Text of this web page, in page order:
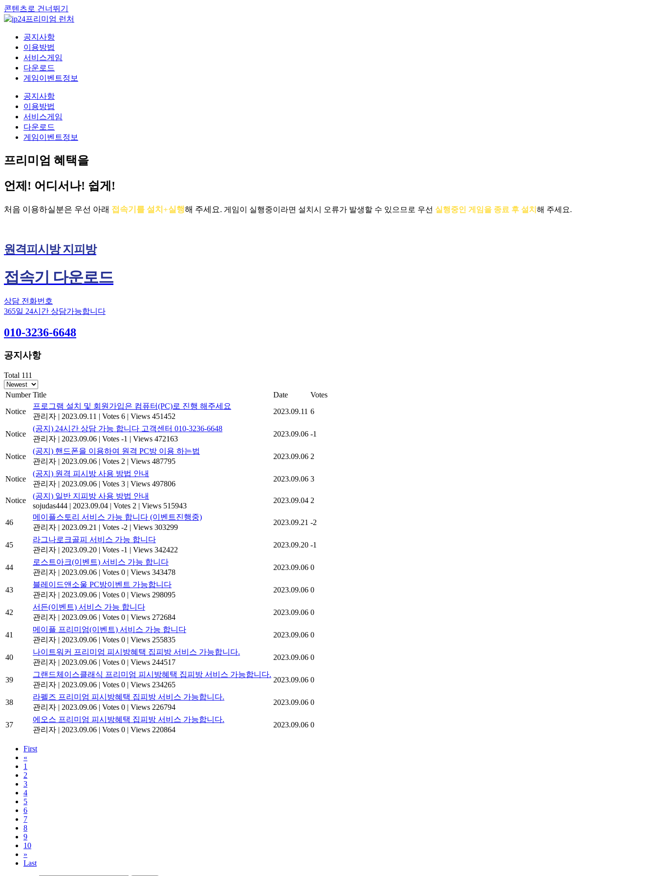
콘텐츠로 건너뛰기
공지사항
이용방법
서비스게임
다운로드
게임이벤트정보
공지사항
이용방법
서비스게임
다운로드
게임이벤트정보
프리미엄 혜택을
언제! 어디서나! 쉽게!
처음 이용하실분은 우선 아래 접속기를 설치+실행해 주세요. 게임이 실행중이라면 설치시 오류가 발생할 수 있으므로 우선 실행중인 게임을 종료 후 설치 해 주세요.
원격피시방 지피방
접속기 다운로드
상담 전화번호
365일 24시간 상담가능합니다
010-3236-6648
공지사항
Total 111
Number Title Date
Votes
Notice
프로그램 설치 및 회원가입은 컴퓨터(PC)로 진행 해주세요
관리자 | 2023.09.11 | Votes 6 | Views 451452
2023.09.11 6
Notice
(공지) 24시간 상담 가능 합니다 고객센터 010-3236-6648
관리자 | 2023.09.06 | Votes -1 | Views 472163
2023.09.06 -1
Notice
(공지) 핸드폰을 이용하여 원격 PC방 이용 하는법
관리자 | 2023.09.06 | Votes 2 | Views 487795
2023.09.06 2
Notice
(공지) 원격 피시방 사용 방법 안내
관리자 | 2023.09.06 | Votes 3 | Views 497806
2023.09.06 3
Notice
(공지) 일반 지피방 사용 방법 안내
sojudas444 | 2023.09.04 | Votes 2 | Views 515943
2023.09.04 2
46
메이플스토리 서비스 가능 합니다 (이벤트진행중)
관리자 | 2023.09.21 | Votes -2 | Views 303299
2023.09.21 -2
45
라그나로크골피 서비스 가능 합니다
관리자 | 2023.09.20 | Votes -1 | Views 342422
2023.09.20 -1
44
로스트아크(이벤트) 서비스 가능 합니다
관리자 | 2023.09.06 | Votes 0 | Views 343478
2023.09.06 0
43
블레이드앤소울 PC방이벤트 가능합니다
관리자 | 2023.09.06 | Votes 0 | Views 298095
2023.09.06 0
42
서든(이벤트) 서비스 가능 합니다
관리자 | 2023.09.06 | Votes 0 | Views 272684
2023.09.06 0
41
메이플 프리미엄(이벤트) 서비스 가능 합니다
관리자 | 2023.09.06 | Votes 0 | Views 255835
2023.09.06 0
40
나이트워커 프리미엄 피시방혜택 집피방 서비스 가능합니다.
관리자 | 2023.09.06 | Votes 0 | Views 244517
2023.09.06 0
39
그랜드체이스클래식 프리미엄 피시방혜택 집피방 서비스 가능합니다.
관리자 | 2023.09.06 | Votes 0 | Views 234265
2023.09.06 0
38
라펠즈 프리미엄 피시방혜택 집피방 서비스 가능합니다.
관리자 | 2023.09.06 | Votes 0 | Views 226794
2023.09.06 0
37
에오스 프리미엄 피시방혜택 집피방 서비스 가능합니다.
관리자 | 2023.09.06 | Votes 0 | Views 220864
2023.09.06 0
First
«
1
2
3
4
5
6
7
8
9
10
»
Last